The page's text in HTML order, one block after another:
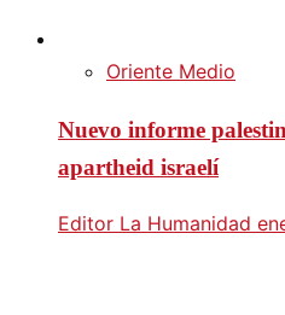
Oriente Medio
Nuevo informe
apartheid israelí
Editor La Humanidad